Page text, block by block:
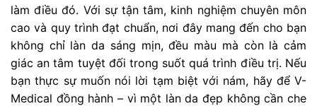
làm điều đó. Với sự tận tâm, kinh nghiệm chuyên môn
cao và quy trình đạt chuẩn, nơi đây mang đến cho bạn
không chỉ làn da sáng mịn, đều màu mà còn là cảm
giác an tâm tuyệt đối trong suốt quá trình điều trị. Nếu
bạn thực sự muốn nói lời tạm biệt với nám, hãy để V-
Medical đồng hành – vì một làn da đẹp không cần che